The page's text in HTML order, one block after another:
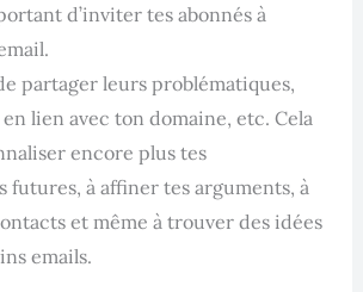
d’inviter tes abonnés à
partager leurs problématiques,
lien avec ton domaine, etc. Cela
encore plus tes
futures, à affiner tes arguments, à
et même à trouver des idées
emails.